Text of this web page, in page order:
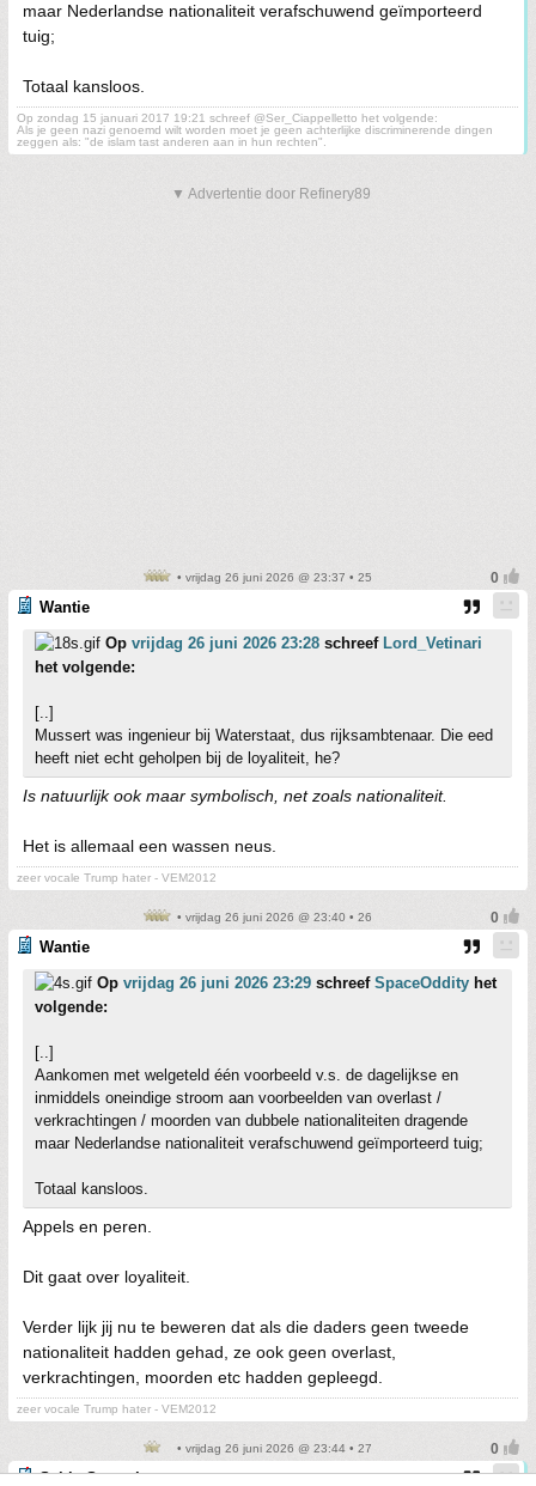
maar Nederlandse nationaliteit verafschuwend geïmporteerd
tuig;
Totaal kansloos.
Op zondag 15 januari 2017 19:21 schreef @Ser_Ciappelletto het volgende:
Als je geen nazi genoemd wilt worden moet je geen achterlijke discriminerende dingen
zeggen als: "de islam tast anderen aan in hun rechten".
▼ Advertentie door Refinery89
• vrijdag 26 juni 2026 @ 23:37 • 25
Wantie
Op vrijdag 26 juni 2026 23:28 schreef Lord_Vetinari
het volgende:
[..]
Mussert was ingenieur bij Waterstaat, dus rijksambtenaar. Die eed
heeft niet echt geholpen bij de loyaliteit, he?
Is natuurlijk ook maar symbolisch, net zoals nationaliteit.
Het is allemaal een wassen neus.
zeer vocale Trump hater - VEM2012
• vrijdag 26 juni 2026 @ 23:40 • 26
Wantie
Op vrijdag 26 juni 2026 23:29 schreef SpaceOddity het
volgende:
[..]
Aankomen met welgeteld één voorbeeld v.s. de dagelijkse en
inmiddels oneindige stroom aan voorbeelden van overlast /
verkrachtingen / moorden van dubbele nationaliteiten dragende
maar Nederlandse nationaliteit verafschuwend geïmporteerd tuig;
Totaal kansloos.
Appels en peren.
Dit gaat over loyaliteit.
Verder lijk jij nu te beweren dat als die daders geen tweede
nationaliteit hadden gehad, ze ook geen overlast,
verkrachtingen, moorden etc hadden gepleegd.
zeer vocale Trump hater - VEM2012
• vrijdag 26 juni 2026 @ 23:44 • 27
SebbeSwensje